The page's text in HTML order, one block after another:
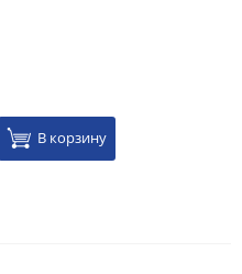
В корзину